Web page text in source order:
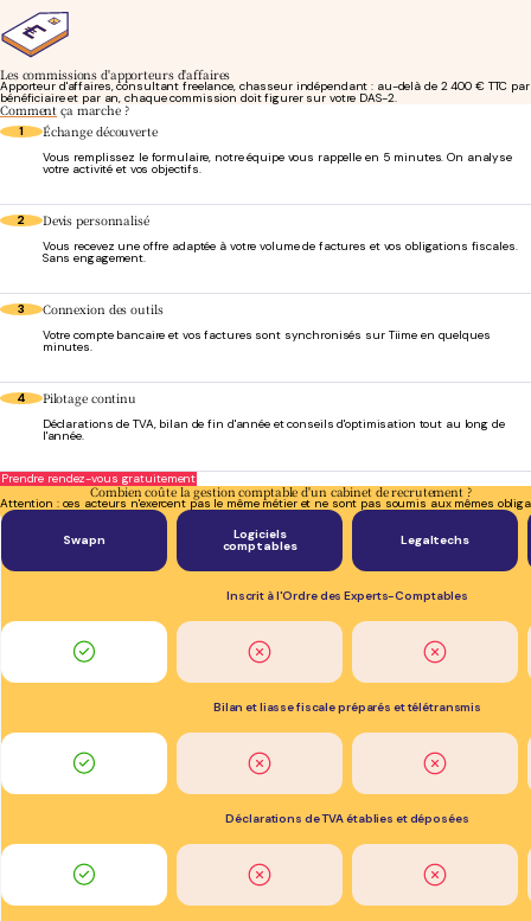
Les commissions d'apporteurs d'affaires
Apporteur d'affaires, consultant freelance, chasseur indépendant : au-delà de 2 400 € TTC par
bénéficiaire et par an, chaque commission doit figurer sur votre DAS-2.
Comment ça marche ?
1 Échange découverte
Vous remplissez le formulaire, notre équipe vous rappelle en 5 minutes. On analyse
votre activité et vos objectifs.
2 Devis personnalisé
Vous recevez une offre adaptée à votre volume de factures et vos obligations fiscales.
Sans engagement.
3 Connexion des outils
Votre compte bancaire et vos factures sont synchronisés sur Tiime en quelques
minutes.
4 Pilotage continu
Déclarations de TVA, bilan de fin d'année et conseils d'optimisation tout au long de
l'année.
Prendre rendez-vous gratuitement
Combien coûte la gestion comptable d'un cabinet de recrutement ?
Attention : ces acteurs n'exercent pas le même métier et ne sont pas soumis aux mêmes
Swapn Logiciels
comptables Legaltechs
Inscrit à l'Ordre des Experts-Comptables
Bilan et liasse fiscale préparés et télétransmis
Déclarations de TVA établies et déposées